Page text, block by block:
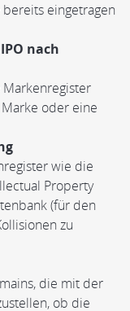
eingetragen
nach
oder eine
wie die
Property
(für den
zu
die mit der
ob die